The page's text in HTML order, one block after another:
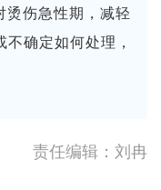
伤急性期，减轻
确定如何处理，
责任编辑：刘冉